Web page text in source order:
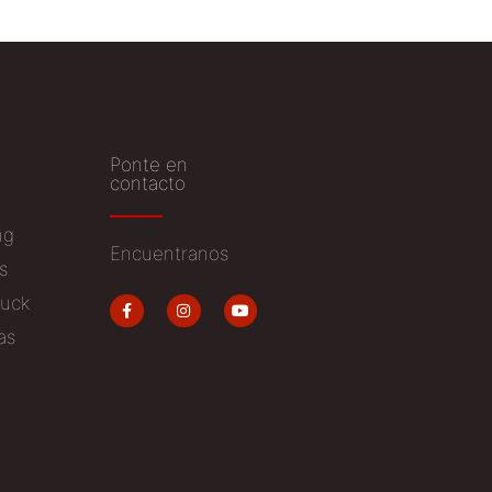
Ponte en
contacto
Encuentranos